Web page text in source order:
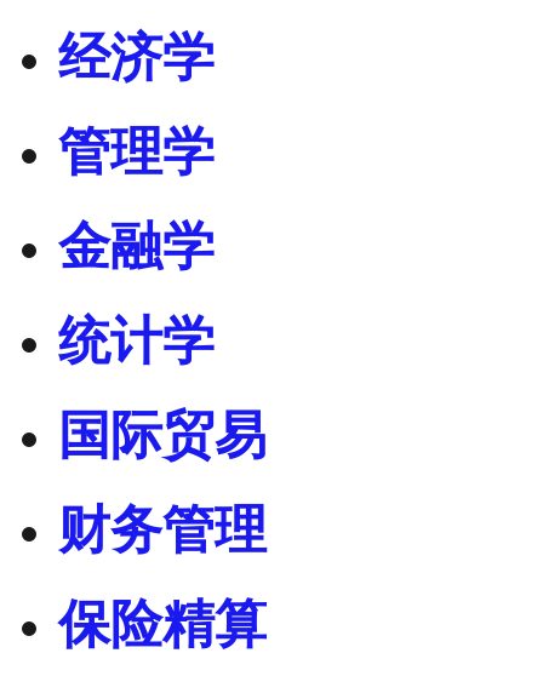
经济学
管理学
金融学
统计学
国际贸易
财务管理
保险精算